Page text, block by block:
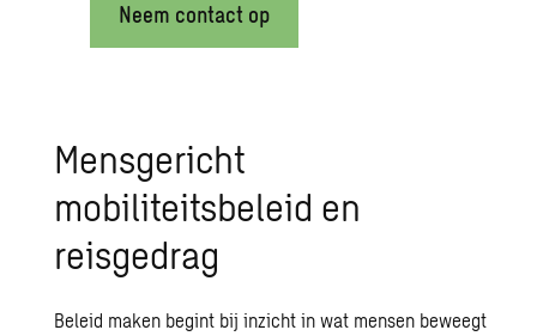
Neem contact op
Mensgericht
mobiliteitsbeleid en
reisgedrag
Beleid maken begint bij inzicht in wat mensen beweegt